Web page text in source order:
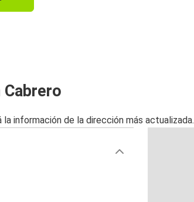
información de la dirección más actualizada.